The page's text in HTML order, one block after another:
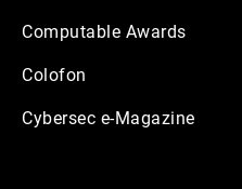
Computable Awards
Colofon
Cybersec e-Magazine